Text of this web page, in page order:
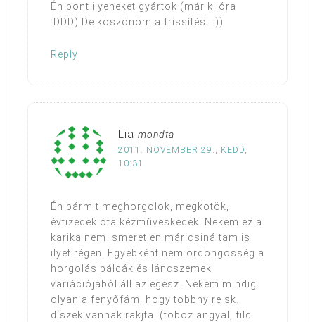
Én pont ilyeneket gyártok (már kilóra
:DDD) De köszönöm a frissítést :))
Reply
Lia mondta
2011. NOVEMBER 29., KEDD,
10:31
Én bármit meghorgolok, megkötök,
évtizedek óta kézműveskedek. Nekem ez a
karika nem ismeretlen már csináltam is
ilyet régen. Egyébként nem ördöngösség a
horgolás pálcák és láncszemek
variációjából áll az egész. Nekem mindig
olyan a fenyőfám, hogy többnyire sk.
díszek vannak rakjta. (toboz angyal, filc